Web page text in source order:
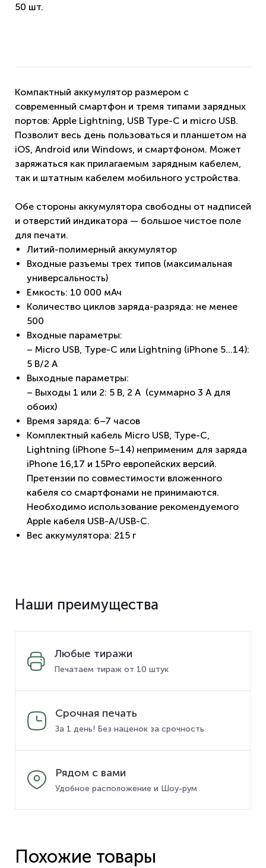
50 шт.
Компактный аккумулятор размером с
современный смартфон и тремя типами зарядных
портов: Apple Lightning, USB Type-C и micro USB.
Позволит весь день пользоваться и планшетом на
iOS, Android или Windows, и смартфоном. Может
заряжаться как прилагаемым зарядным кабелем,
так и штатным кабелем мобильного устройства.
Обе стороны аккумулятора свободны от надписей
и отверстий индикатора — большое чистое поле
для печати.
Литий-полимерный аккумулятор
Входные разъемы трех типов (максимальная
универсальность)
Емкость: 10 000 мАч
Количество циклов заряда-разряда: не менее
500
Входные параметры:
– Micro USB, Type-C или Lightning (iPhone 5...14):
5 B/2 A
Выходные параметры:
– Выходы 1 или 2: 5 B, 2 A (суммарно 3 А для
обоих)
Время заряда: 6–7 часов
Комплектный кабель Micro USB, Type-C,
Lightning (iPhone 5–14) неприменим для заряда
iPhone 16,17 и 15Pro европейских версий.
Претензии по совместимости вложенного
кабеля со смартфонами не принимаются.
Необходимо использование рекомендуемого
Apple кабеля USB-A/USB-C.
Вес аккумулятора: 215 г
Наши преимущества
Любые тиражи
Печатаем тираж от 10 штук
Срочная печать
За 1 день! Без наценок за срочность
Рядом с вами
Удобное расположение и Шоу-рум
Похожие товары